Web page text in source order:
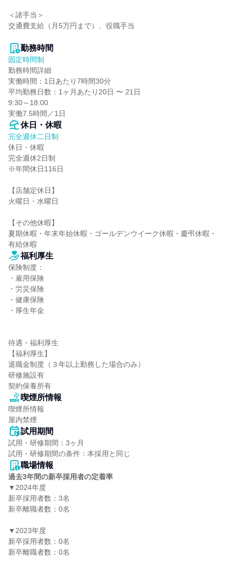
＜諸手当＞
交通費支給（月5万円まで）、役職手当
勤務時間
固定時間制
勤務時間詳細
実働時間：1日あたり7時間30分
平均勤務日数：1ヶ月あたり20日 〜 21日
9:30～18:00
実働7.5時間／1日
休日・休暇
完全週休二日制
休日・休暇
完全週休2日制
※年間休日116日
【店舗定休日】
火曜日・水曜日
【その他休暇】
夏期休暇・年末年始休暇・ゴールデンウイーク休暇・慶弔休暇・
有給休暇
福利厚生
保険制度：
・雇用保険
・労災保険
・健康保険
・厚生年金
待遇・福利厚生
【福利厚生】
退職金制度（３年以上勤務した場合のみ）
研修施設有
契約保養所有
喫煙所情報
喫煙所情報
屋内禁煙
試用期間
試用・研修期間：3ヶ月
職場情報
過去3年間の新卒採用者の定着率
▼2024年度
新卒採用者数：3名
新卒離職者数：0名
▼2023年度
新卒採用者数：0名
新卒離職者数：0名